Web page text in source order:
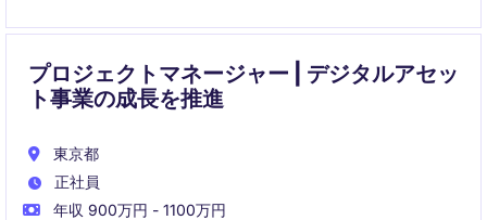
プロジェクトマネージャー | デジタルアセッ
ト事業の成長を推進
東京都
正社員
年収 900万円 - 1100万円